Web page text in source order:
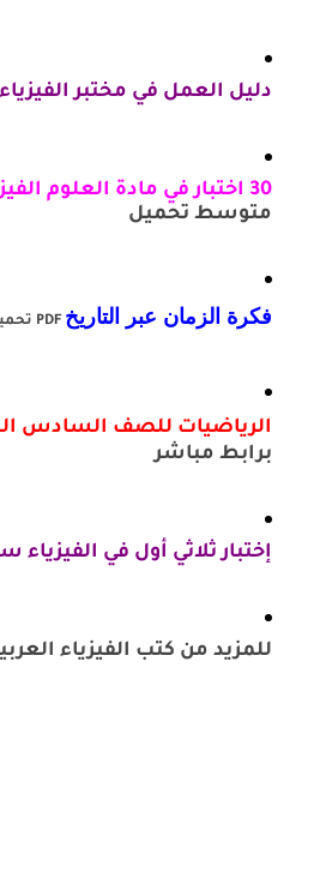
دليل العمل في مختبر الفيزياء
30 اختبار في مادة العلوم الفيزيائية للسنة
متوسط تحميل
فكرة الزمان عبر التاريخ
الرياضيات للصف السادس
برابط مباشر
إختبار ثلاثي أول في
للمزيد من كتب الفيزياء